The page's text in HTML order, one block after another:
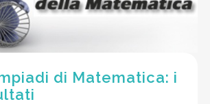
di Matematica: i